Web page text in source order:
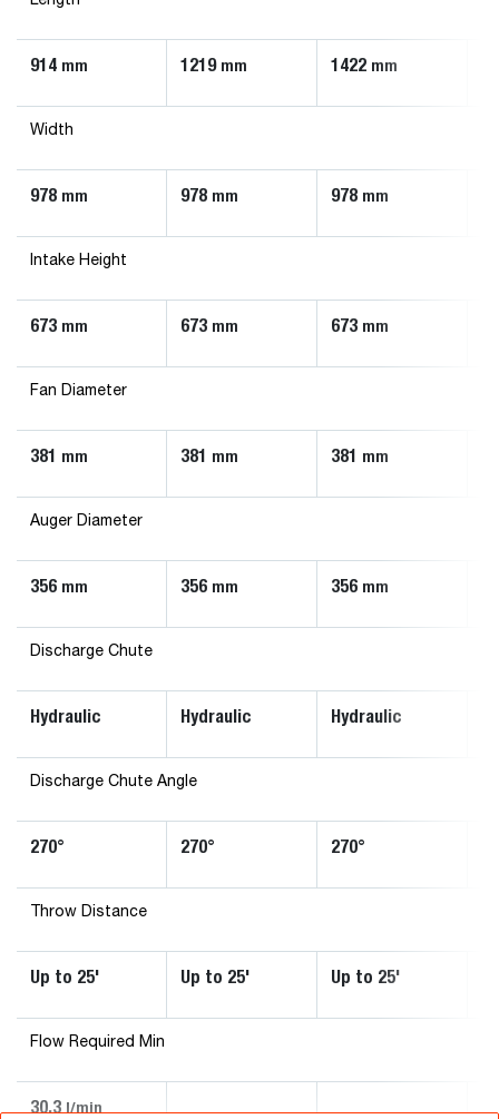
914 mm 1219 mm 1422 mm
Width
978 mm 978 mm 978 mm
Intake Height
673 mm 673 mm 673 mm
Fan Diameter
381 mm 381 mm 381 mm
Auger Diameter
356 mm 356 mm 356 mm
Discharge Chute
Hydraulic Hydraulic Hydraulic
Discharge Chute Angle
270° 270° 270°
Throw Distance
Up to 25' Up to 25' Up to 25'
Flow Required Min
30.3 l/min